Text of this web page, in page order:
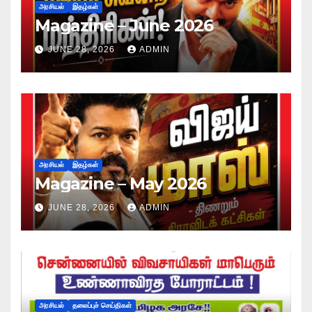
அரசியல் இதழ்கள்
Magazine – June 2026
JUNE 28, 2026 ADMIN
அரசியல் இதழ்கள்
Magazine – May 2026
JUNE 28, 2026 ADMIN
அரசியல் தலைப்புச் செய்திகள்